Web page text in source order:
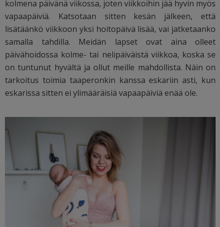
kolmena päivänä viikossa, joten viikkoihin jää hyvin myös
vapaapäiviä. Katsotaan sitten kesän jälkeen, että
lisätäänkö viikkoon yksi hoitopäivä lisää, vai jatketaanko
samalla tahdilla. Meidän lapset ovat aina olleet
päivähoidossa kolme- tai nelipäiväistä viikkoa, koska se
on tuntunut hyvältä ja ollut meille mahdollista. Näin on
tarkoitus toimia taaperonkin kanssa eskariin asti, kun
eskarissa sitten ei ylimääräisiä vapaapäiviä enää ole.